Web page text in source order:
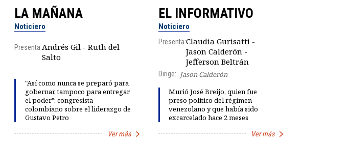
LA MAÑANA
Noticiero
Presenta:Andrés Gil - Ruth del
Salto
"Así como nunca se preparó para
gobernar, tampoco para entregar
el poder": congresista
colombiano sobre el liderazgo de
Gustavo Petro
Ver más
EL INFORMATIVO
Noticiero
Presenta:Claudia Gurisatti -
Jason Calderón -
Jefferson Beltrán
Dirige:
Jason Calderón
Murió José Breijo, quien fue
preso político del régimen
venezolano y que había sido
excarcelado hace 2 meses
Ver más